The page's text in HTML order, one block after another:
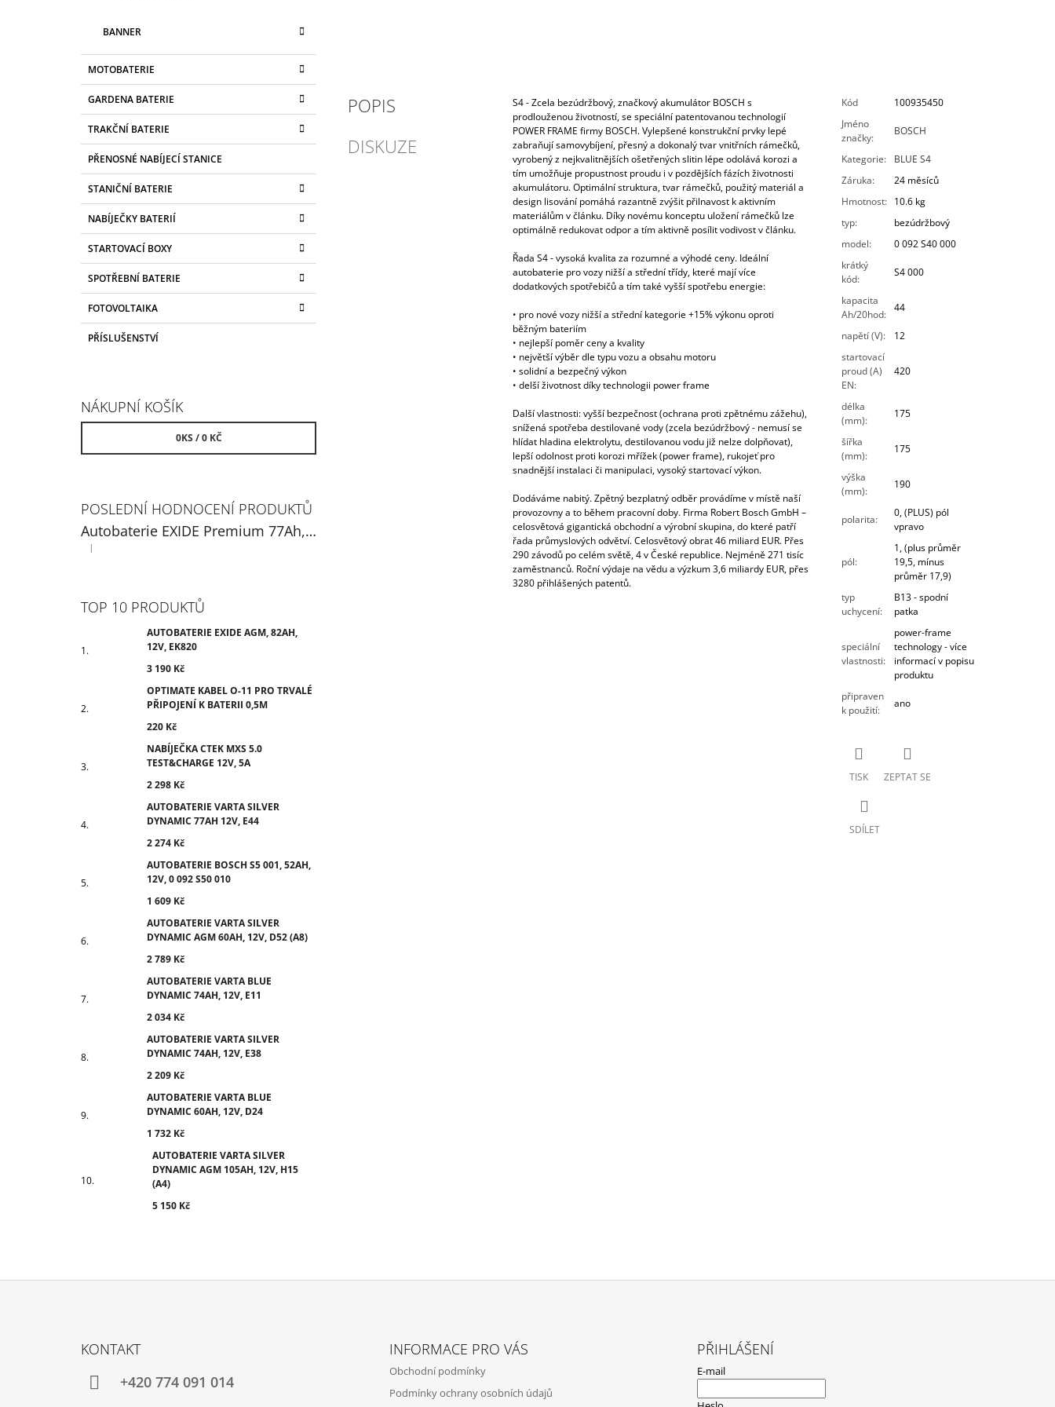
BANNER
MOTOBATERIE
GARDENA BATERIE
TRAKČNÍ BATERIE
PŘENOSNÉ NABÍJECÍ STANICE
STANIČNÍ BATERIE
NABÍJEČKY BATERIÍ
STARTOVACÍ BOXY
SPOTŘEBNÍ BATERIE
FOTOVOLTAIKA
PŘÍSLUŠENSTVÍ
NÁKUPNÍ KOŠÍK
0KS /0 KČ
POSLEDNÍ HODNOCENÍ PRODUKTŮ
Autobaterie EXIDE Premium 77Ah, 12V, EA770
Hodnocení produktu je 5 z 5 hvězdiček.
|
TOP 10 PRODUKTŮ
AUTOBATERIE EXIDE AGM, 82AH,
12V, EK820
3 190 Kč
OPTIMATE KABEL O-11 PRO TRVALÉ
PŘIPOJENÍ K BATERII 0,5M
220 Kč
NABÍJEČKA CTEK MXS 5.0
TEST&CHARGE 12V, 5A
2 298 Kč
AUTOBATERIE VARTA SILVER
DYNAMIC 77AH 12V, E44
2 274 Kč
AUTOBATERIE BOSCH S5 001, 52AH,
12V, 0 092 S50 010
1 609 Kč
AUTOBATERIE VARTA SILVER
DYNAMIC AGM 60AH, 12V, D52 (A8)
2 789 Kč
AUTOBATERIE VARTA BLUE
DYNAMIC 74AH, 12V, E11
2 034 Kč
AUTOBATERIE VARTA SILVER
DYNAMIC 74AH, 12V, E38
2 209 Kč
AUTOBATERIE VARTA BLUE
DYNAMIC 60AH, 12V, D24
1 732 Kč
AUTOBATERIE VARTA SILVER
DYNAMIC AGM 105AH, 12V, H15
(A4)
5 150 Kč
POPIS
DISKUZE
S4 - Zcela bezúdržbový, značkový akumulátor BOSCH s
prodlouženou životností, se speciální patentovanou technologií
POWER FRAME firmy BOSCH. Vylepšené konstrukční prvky lepé
zabraňují samovybíjení, přesný a dokonalý tvar vnitřních rámečků,
vyrobený z nejkvalitnějších ošetřených slitin lépe odolává korozi a
tím umožňuje propustnost proudu i v pozdějších fázích životnosti
akumulátoru. Optimální struktura, tvar rámečků, použitý materiál a
design lisování pomáhá razantně zvýšit přilnavost k aktivním
materiálům v článku. Díky novému konceptu uložení rámečků lze
optimálně redukovat odpor a tím aktivně posílit vodivost v článku.
Řada S4 - vysoká kvalita za rozumné a výhodé ceny. Ideální
autobaterie pro vozy nižší a střední třídy, které mají více
dodatkových spotřebičů a tím také vyšší spotřebu energie:
• pro nové vozy nižší a střední kategorie +15% výkonu oproti
běžným bateriím
• nejlepší poměr ceny a kvality
• největší výběr dle typu vozu a obsahu motoru
• solidní a bezpečný výkon
• delší životnost díky technologii power frame
Další vlastnosti: vyšší bezpečnost (ochrana proti zpětnému zážehu),
snížená spotřeba destilované vody (zcela bezúdržbový - nemusí se
hlídat hladina elektrolytu, destilovanou vodu již nelze dolpňovat),
lepší odolnost proti korozi mřížek (power frame), rukojeť pro
snadnější instalaci či manipulaci, vysoký startovací výkon.
Dodáváme nabitý. Zpětný bezplatný odběr provádíme v místě naší
provozovny a to během pracovní doby. Firma Robert Bosch GmbH –
celosvětová gigantická obchodní a výrobní skupina, do které patří
řada průmyslových odvětví. Celosvětový obrat 46 miliard EUR. Přes
290 závodů po celém světě, 4 v České republice. Nejméně 271 tisíc
zaměstnanců. Roční výdaje na vědu a výzkum 3,6 miliardy EUR, přes
3280 přihlášených patentů.
Kód
100935450
Jméno
značky:
BOSCH
Kategorie:
BLUE S4
Záruka:
24 měsíců
Hmotnost:
10.6 kg
typ:
bezúdržbový
model:
0 092 S40 000
krátký
kód:
S4 000
kapacita
Ah/20hod:
44
napětí (V):
12
startovací
proud (A)
EN:
420
délka
(mm):
175
šířka
(mm):
175
výška
(mm):
190
polarita:
0, (PLUS) pól
vpravo
pól:
1, (plus průměr
19,5, mínus
průměr 17,9)
typ
uchycení:
B13 - spodní
patka
speciální
vlastnosti:
power-frame
technology - více
informací v popisu
produktu
připraven
k použití:
ano
TISK ZEPTAT SE
SDÍLET
KONTAKT
+420 774 091 014
INFORMACE PRO VÁS
Obchodní podmínky
Podmínky ochrany osobních údajů
PŘIHLÁŠENÍ
E-mail